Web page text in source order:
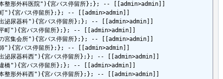
外科医院"){宮バス停留所};}; -- [[admin>admin]]
宮バス停留所};}; -- [[admin>admin]]
器科"){宮バス停留所};}; -- [[admin>admin]]
"){宮バス停留所};}; -- [[admin>admin]]
会所"){宮バス停留所};}; -- [[admin>admin]]
宮バス停留所};}; -- [[admin>admin]]
器科西"){宮バス停留所};}; -- [[admin>admin]]
"){宮バス停留所};}; -- [[admin>admin]]
外科西"){宮バス停留所};}; -- [[admin>admin]]